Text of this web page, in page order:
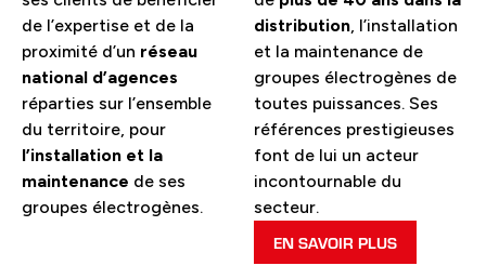
de l’expertise et de la
proximité d’un réseau
national d’agences
réparties sur l’ensemble
du territoire, pour
l’installation et la
maintenance de ses
groupes électrogènes.
distribution, l’installation
et la maintenance de
groupes électrogènes de
toutes puissances. Ses
références prestigieuses
font de lui un acteur
incontournable du
secteur.
EN SAVOIR PLUS